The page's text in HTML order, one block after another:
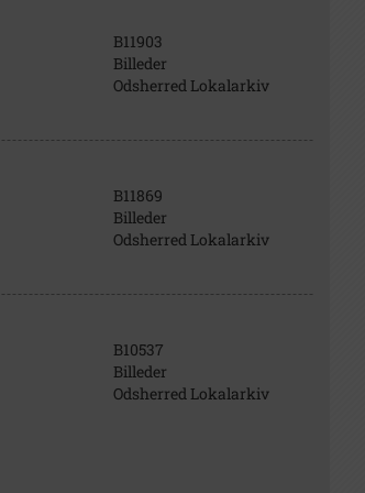
B11903
Billeder
Odsherred Lokalarkiv
B11869
Billeder
Odsherred Lokalarkiv
B10537
Billeder
Odsherred Lokalarkiv